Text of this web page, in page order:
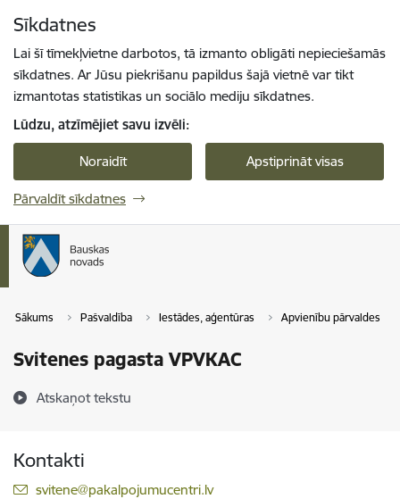
Sīkdatnes
Lai šī tīmekļvietne darbotos, tā izmanto obligāti nepieciešamās
sīkdatnes. Ar Jūsu piekrišanu papildus šajā vietnē var tikt
izmantotas statistikas un sociālo mediju sīkdatnes.
Lūdzu, atzīmējiet savu izvēli:
Noraidīt Apstiprināt visas
Pārvaldīt sīkdatnes
Sākums Pašvaldība Iestādes, aģentūras Apvienību pārvaldes
Svitenes pagasta VPVKAC
Atskaņot tekstu
Kontakti
E-pasts:
svitene@pakalpojumucentri.lv